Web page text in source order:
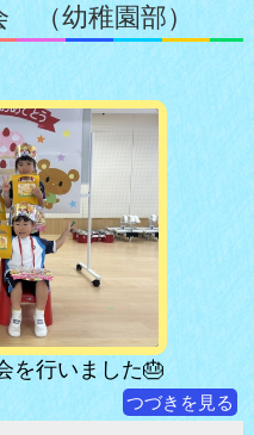
（幼稚園部）
を行いました🎂
つづきを見る